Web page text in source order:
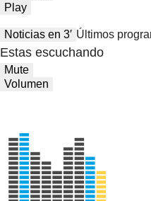
Play
Noticias en 3′ Últimos
Estas escuchando
Mute
Volumen